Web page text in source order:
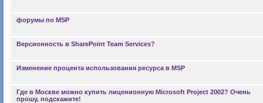
форумы по MSP
Версионность в SharePoint Team Services?
Изменение процента использования ресурса в MSP
Где в Москве можно купить лиценионную Microsoft Project 2002? Очень
прошу, подскажите!